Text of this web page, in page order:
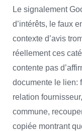
Le signalement
d’intérêts, le faux
contexte d’avis
réellement ces
contente pas
documente le lien:
relation
commune,
copiée montrant